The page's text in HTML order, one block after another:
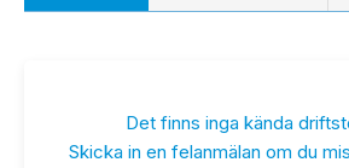
Det finns inga kända
Skicka in en felanmälan om du